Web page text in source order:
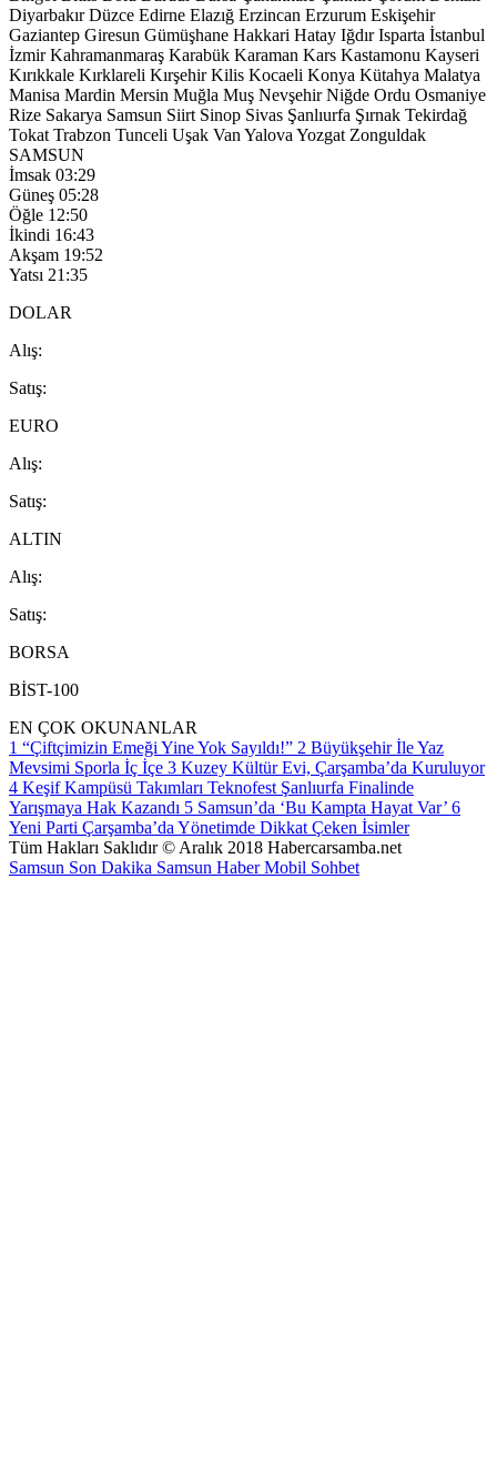
Diyarbakır Düzce Edirne Elazığ Erzincan Erzurum Eskişehir
Gaziantep Giresun Gümüşhane Hakkari Hatay Iğdır Isparta İstanbul
İzmir Kahramanmaraş Karabük Karaman Kars Kastamonu Kayseri
Kırıkkale Kırklareli Kırşehir Kilis Kocaeli Konya Kütahya Malatya
Manisa Mardin Mersin Muğla Muş Nevşehir Niğde Ordu Osmaniye
Rize Sakarya Samsun Siirt Sinop Sivas Şanlıurfa Şırnak Tekirdağ
Tokat Trabzon Tunceli Uşak Van Yalova Yozgat Zonguldak
SAMSUN
İmsak 03:29
Güneş 05:28
Öğle 12:50
İkindi 16:43
Akşam 19:52
Yatsı 21:35
DOLAR
Alış:
Satış:
EURO
Alış:
Satış:
ALTIN
Alış:
Satış:
BORSA
BİST-100
EN ÇOK OKUNANLAR
1 “Çiftçimizin Emeği Yine Yok Sayıldı!” 2 Büyükşehir İle Yaz
Mevsimi Sporla İç İçe 3 Kuzey Kültür Evi, Çarşamba’da Kuruluyor
4 Keşif Kampüsü Takımları Teknofest Şanlıurfa Finalinde
Yarışmaya Hak Kazandı 5 Samsun’da ‘Bu Kampta Hayat Var’ 6
Yeni Parti Çarşamba’da Yönetimde Dikkat Çeken İsimler
Tüm Hakları Saklıdır © Aralık 2018 Habercarsamba.net
Samsun Son Dakika Samsun HaberMobil Sohbet